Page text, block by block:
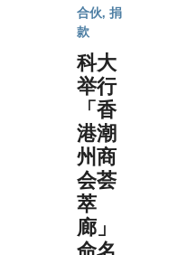
合伙, 捐
款
科大
举行
「香
港潮
州商
会荟
萃
廊」